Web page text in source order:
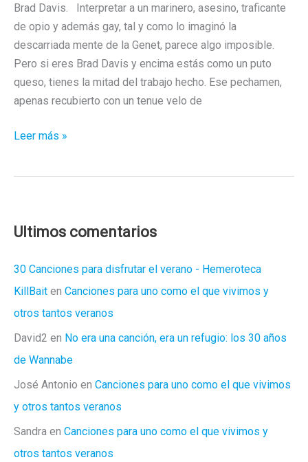
Brad Davis. Interpretar a un marinero, asesino, traficante
de opio y además gay, tal y como lo imaginó la
descarriada mente de la Genet, parece algo imposible.
Pero si eres Brad Davis y encima estás como un puto
queso, tienes la mitad del trabajo hecho. Ese pechamen,
apenas recubierto con un tenue velo de
Actores
meterse
la
cama
Leer más »
Ultimos comentarios
30 Canciones para disfrutar el verano - Hemeroteca
KillBait en Canciones para uno como el que vivimos y
otros tantos veranos
David2 en No era una canción, era un refugio: los 30 años
de Wannabe
José Antonio en Canciones para uno como el que vivimos
y otros tantos veranos
Sandra en Canciones para uno como el que vivimos y
otros tantos veranos